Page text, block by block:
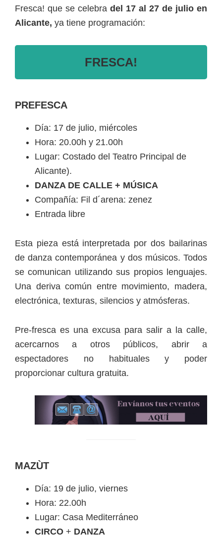
Fresca! que se celebra del 17 al 27 de julio en
Alicante, ya tiene programación:
FRESCA!
PREFESCA
Día: 17 de julio, miércoles
Hora: 20.00h y 21.00h
Lugar: Costado del Teatro Principal de
Alicante).
DANZA DE CALLE + MÚSICA
Compañía: Fil d´arena: zenez
Entrada libre
Esta pieza está interpretada por dos bailarinas
de danza contemporánea y dos músicos. Todos
se comunican utilizando sus propios lenguajes.
Una deriva común entre movimiento, madera,
electrónica, texturas, silencios y atmósferas.
Pre-fresca es una excusa para salir a la calle,
acercarnos a otros públicos, abrir a
espectadores no habituales y poder
proporcionar cultura gratuita.
MAZÙT
Día: 19 de julio, viernes
Hora: 22.00h
Lugar: Casa Mediterráneo
CIRCO + DANZA